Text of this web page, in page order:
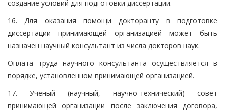
создание условий для подготовки диссертации.
16. Для оказания помощи докторанту в подготовке
диссертации принимающей организацией может быть
назначен научный консультант из числа докторов наук.
Оплата труда научного консультанта осуществляется в
порядке, установленном принимающей организацией.
17. Ученый (научный, научно-технический) совет
принимающей организации после заключения договора,